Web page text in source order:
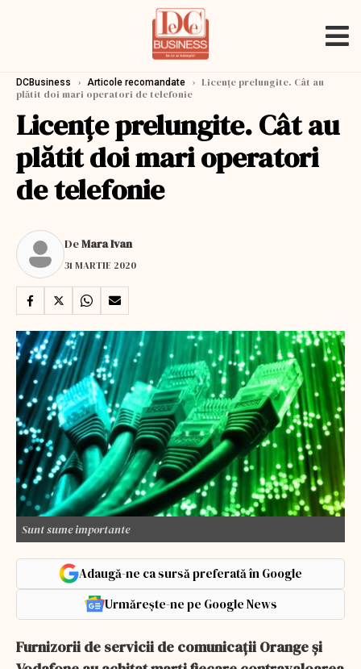
DCBusiness › Articole recomandate › Licențe prelungite. Cât au
plătit doi mari operatori de telefonie
Licențe prelungite. Cât au
plătit doi mari operatori
de telefonie
DeMara Ivan
31 MARTIE 2020
Sunt sume importante
Adaugă-ne ca sursă preferată în Google
Urmărește-ne pe Google News
Furnizorii de servicii de comunicaţii Orange şi